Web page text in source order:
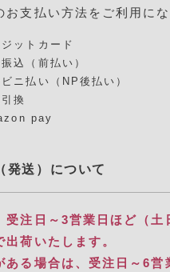
お支払い方法をご利用にな
ットカード
込（前払い）
ビニ払い（NP後払い）
換
pay
発送）について
受注日～3営業日ほど（土
出荷いたします。
ある場合は、受注日～6営